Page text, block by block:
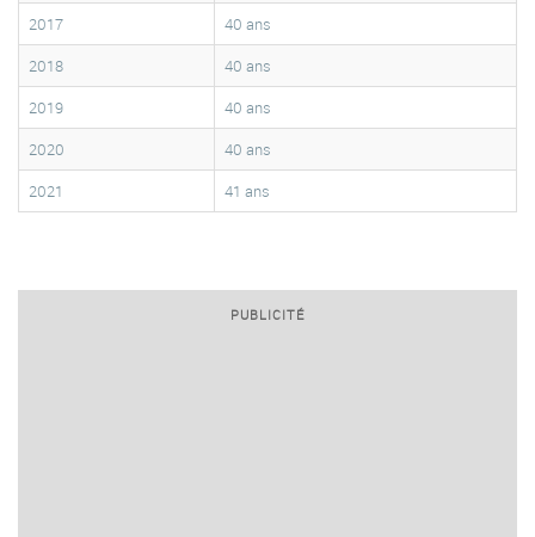
2017
40 ans
2018
40 ans
2019
40 ans
2020
40 ans
2021
41 ans
PUBLICITÉ